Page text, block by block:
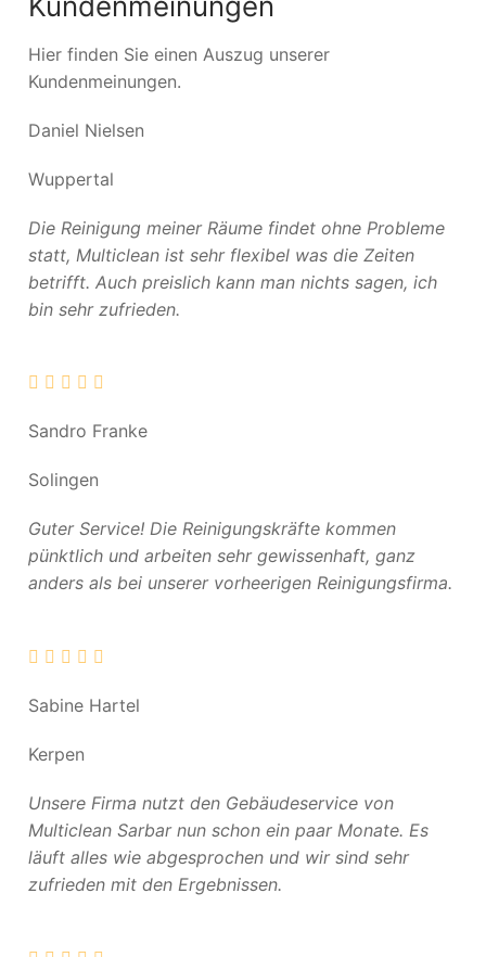
Hier finden Sie einen Auszug unserer
Kundenmeinungen.
Daniel Nielsen
Wuppertal
Die Reinigung meiner Räume findet ohne Probleme
statt, Multiclean ist sehr flexibel was die Zeiten
betrifft. Auch preislich kann man nichts sagen, ich
bin sehr zufrieden.
Sandro Franke
Solingen
Guter Service! Die Reinigungskräfte kommen
pünktlich und arbeiten sehr gewissenhaft, ganz
anders als bei unserer vorheerigen Reinigungsfirma.
Sabine Hartel
Kerpen
Unsere Firma nutzt den Gebäudeservice von
Multiclean Sarbar nun schon ein paar Monate. Es
läuft alles wie abgesprochen und wir sind sehr
zufrieden mit den Ergebnissen.